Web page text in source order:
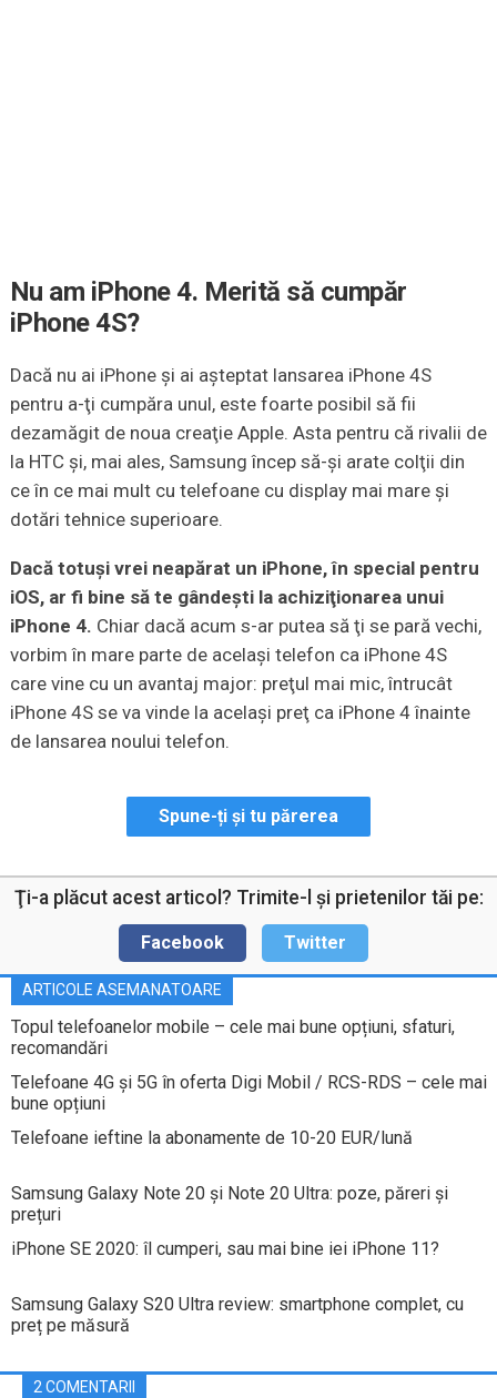
Nu am iPhone 4. Merită să cumpăr
iPhone 4S?
Dacă nu ai iPhone şi ai aşteptat lansarea iPhone 4S
pentru a-ţi cumpăra unul, este foarte posibil să fii
dezamăgit de noua creaţie Apple. Asta pentru că rivalii de
la HTC şi, mai ales, Samsung încep să-şi arate colţii din
ce în ce mai mult cu telefoane cu display mai mare şi
dotări tehnice superioare.
Dacă totuşi vrei neapărat un iPhone, în special pentru
iOS, ar fi bine să te gândeşti la achiziţionarea unui
iPhone 4. Chiar dacă acum s-ar putea să ţi se pară vechi,
vorbim în mare parte de acelaşi telefon ca iPhone 4S
care vine cu un avantaj major: preţul mai mic, întrucât
iPhone 4S se va vinde la acelaşi preţ ca iPhone 4 înainte
de lansarea noului telefon.
Spune-ți și tu părerea
Ţi-a plăcut acest articol? Trimite-l şi prietenilor tăi pe:
Facebook Twitter
ARTICOLE ASEMANATOARE
Topul telefoanelor mobile – cele mai bune opțiuni, sfaturi,
recomandări
Telefoane 4G și 5G în oferta Digi Mobil / RCS-RDS – cele mai
bune opțiuni
Telefoane ieftine la abonamente de 10-20 EUR/lună
Samsung Galaxy Note 20 și Note 20 Ultra: poze, păreri și
prețuri
iPhone SE 2020: îl cumperi, sau mai bine iei iPhone 11?
Samsung Galaxy S20 Ultra review: smartphone complet, cu
preț pe măsură
2 COMENTARII